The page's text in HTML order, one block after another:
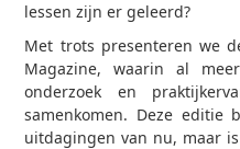
lessen zijn er geleerd?
Met trots presenteren we
Magazine, waarin al
onderzoek en
samenkomen. Deze
uitdagingen van nu, maar